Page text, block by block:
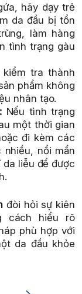
hãy dạy trẻ
da đầu bị tổn
làm hàng
tình trạng gàu
tra thành
phẩm không
nhân tạo.
Nếu tình trạng
một thời gian
đi kèm các
nổi mẩn
liễu để được
đòi hỏi sự kiên
cách hiểu rõ
phù hợp với
da đầu khỏe